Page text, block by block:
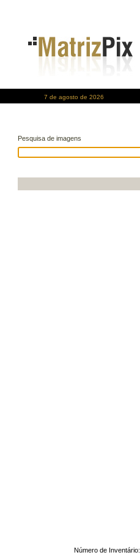
7 de agosto de 2026
Pesquisa de imagens
Número de Inventário: